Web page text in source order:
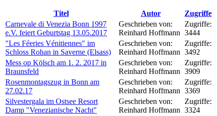
Titel Autor
Zugriffe
Carnevale di Venezia Bonn 1997
e.V. feiert Geburtstag 13.05.2017
Geschrieben von:
Reinhard Hoffmann
Zugriffe:
3444
"Les Féeries Vénitiennes" im
Schloss Rohan in Saverne (Elsass)
Geschrieben von:
Reinhard Hoffmann
Zugriffe:
3492
Mess op Kölsch am 1. 2. 2017 in
Braunsfeld
Geschrieben von:
Reinhard Hoffmann
Zugriffe:
3909
Rosenmontagszug in Bonn am
27.02.17
Geschrieben von:
Reinhard Hoffmann
Zugriffe:
3369
Silvestergala im Ostsee Resort
Damp "Venezianische Nacht"
Geschrieben von:
Reinhard Hoffmann
Zugriffe:
3324